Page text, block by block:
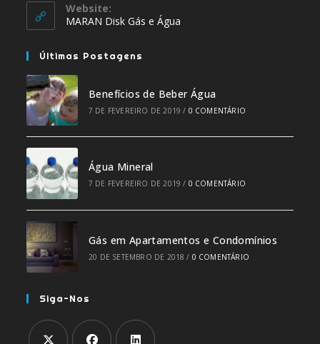
Website:
MARAN Disk Gás e Água
Últimas Postagens
Benefícios de Beber Água
7 DE FEVEREIRO DE 2019 / 0 COMENTÁRIO
Água Mineral
7 DE FEVEREIRO DE 2019 / 0 COMENTÁRIO
Gás em Apartamentos e Condomínios
20 DE SETEMBRO DE 2018 / 0 COMENTÁRIO
Siga-Nos